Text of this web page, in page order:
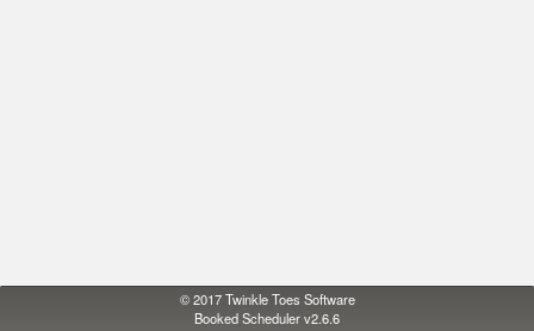
© 2017Twinkle Toes Software
Booked Scheduler v2.6.6